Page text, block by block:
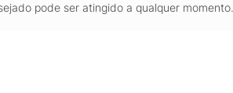
pode ser atingido a qualquer momento.